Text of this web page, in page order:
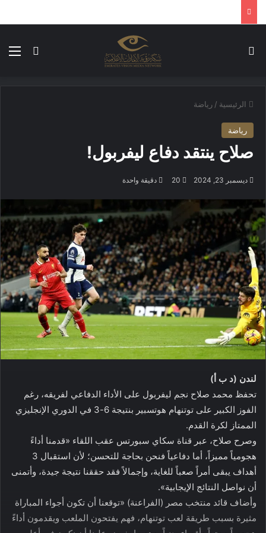
الوضع
الرئيسية / رياضة
رياضة
صلاح ينتقد دفاع ليفربول!
ديسمبر 23, 2024 20 دقيقة واحدة
لندن (د ب أ)
تحفظ محمد صلاح نجم ليفربول على الأداء الدفاعي لفريقه، رغم
الفوز الكبير على توتنهام هوتسبير بنتيجة 6-3 في الدوري الإنجليزي
الممتاز لكرة القدم.
وصرح صلاح، عبر قناة سكاي سبورتس عقب اللقاء «قدمنا أداءً
هجومياً مميزاً، أما دفاعياً فنحن بحاجة للتحسن؛ لأن استقبال 3
أهداف يبقى أمراً صعباً للغاية، وإجمالاً فقد حققنا نتيجة جيدة، وأتمنى
أن نواصل النتائج الإيجابية».
وأضاف قائد منتخب مصر (الفراعنة) «توقعنا أن تكون أجواء المباراة
مثيرة بسبب طريقة لعب توتنهام، فهم يفتحون الملعب ويقدمون أداءً